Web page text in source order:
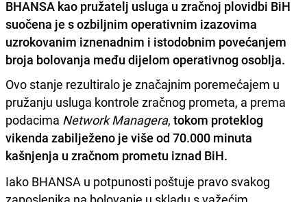
BHANSA kao pružatelj usluga u zračnoj plovidbi BiH
suočena je s ozbiljnim operativnim izazovima
uzrokovanim iznenadnim i istodobnim povećanjem
broja bolovanja među dijelom operativnog osoblja.
Ovo stanje rezultiralo je značajnim poremećajem u
pružanju usluga kontrole zračnog prometa, a prema
podacima Network Managera, tokom proteklog
vikenda zabilježeno je više od 70.000 minuta
kašnjenja u zračnom prometu iznad BiH.
Iako BHANSA u potpunosti poštuje pravo svakog